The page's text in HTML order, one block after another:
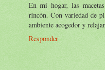
En mi hogar, las
rincón. Con variedad de
ambiente acogedor y
Responder